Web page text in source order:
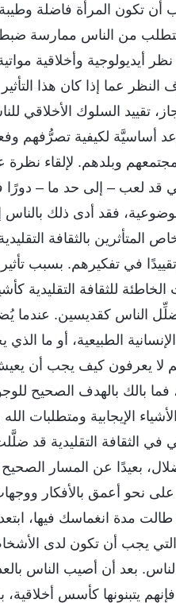
أن تكون المرأة فاضلة
تتطلب من الناس ممارسة
أيديولوجية وأخلاقية
عما إذا كان هذا التأثير
تقييد السلوك
أساسيَّة لكيفية تصرُّفهم
وبلدهم. لإلقاء نظرة
قد لعب – إلى حد ما – دورًا
فقد أدى ذلك
المتأثرين بالثقافة
في تفكيرهم. بسبب تأثير
الخاطئة للثقافة التقليدية
الناس كقديسين. عندما
الطبيعية، أو ما
لا يعرفون كيف يجب أن
فما بالك بالهدف الصحيح
الإيجابية ومتطلبات
في الثقافة التقليدية قد
بعيدًا عن المسار
على نحو أعمق بالأفكار
طالت مدة انغماسك فيها،
يجب أن تكون لدى
بعد أن أصيب الناس
يتبنونها كأسس أخلاقية،